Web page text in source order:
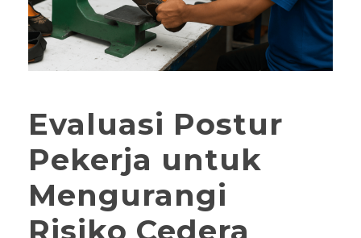
Evaluasi Postur
Pekerja untuk
Mengurangi
Risiko Cedera